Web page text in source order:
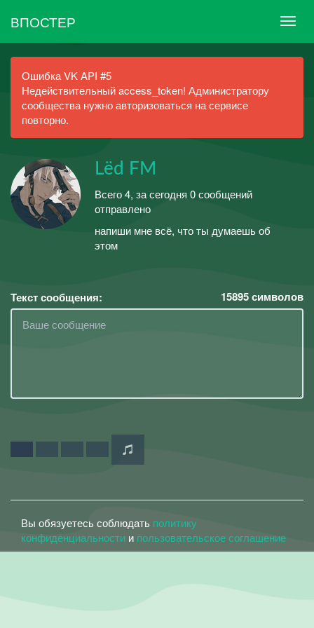
ВПОСТЕР
Ошибка VK API #5
Недействительный access_token! Администратору
сообщества нужно авторизоваться на сервисе
повторно.
Lёd FM
Всего 4, за сегодня 0 сообщений
отправлено
напиши мне всё, что ты думаешь об
этом
Текст сообщения: 15895символов
Вы обязуетесь соблюдать политику
конфиденциальности и пользовательское соглашение